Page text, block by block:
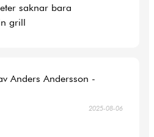
saknar bara
grill
Anders Andersson -
2025-08-06